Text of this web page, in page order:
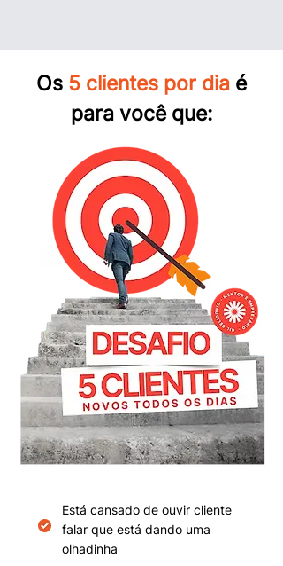
Os 5 clientes por dia é
para você que:
Está cansado de ouvir cliente
falar que está dando uma
olhadinha